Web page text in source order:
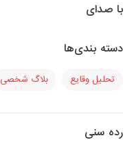
با صدای
دسته بندی‌ها
تحلیل وقایع بلاگ شخصی
رده سنی